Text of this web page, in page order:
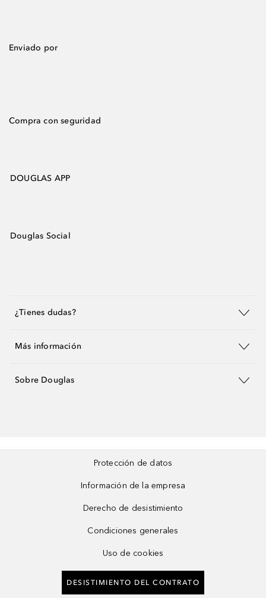
Enviado por
Compra con seguridad
DOUGLAS APP
Douglas Social
¿Tienes dudas?
Más información
Sobre Douglas
Protección de datos
Información de la empresa
Derecho de desistimiento
Condiciones generales
Uso de cookies
DESISTIMIENTO DEL CONTRATO